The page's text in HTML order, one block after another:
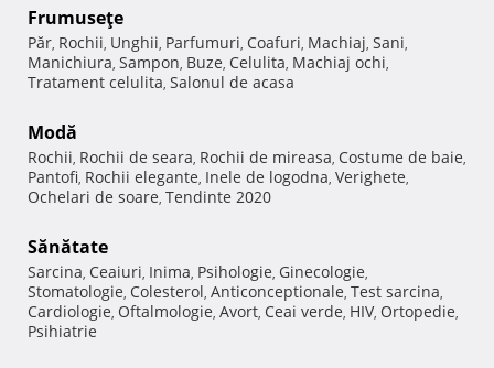
Frumuseţe
Păr, Rochii, Unghii, Parfumuri, Coafuri, Machiaj, Sani,
Manichiura, Sampon, Buze, Celulita, Machiaj ochi,
Tratament celulita, Salonul de acasa
Modă
Rochii, Rochii de seara, Rochii de mireasa, Costume de baie,
Pantofi, Rochii elegante, Inele de logodna, Verighete,
Ochelari de soare, Tendinte 2020
Sănătate
Sarcina, Ceaiuri, Inima, Psihologie, Ginecologie,
Stomatologie, Colesterol, Anticonceptionale, Test sarcina,
Cardiologie, Oftalmologie, Avort, Ceai verde, HIV, Ortopedie,
Psihiatrie